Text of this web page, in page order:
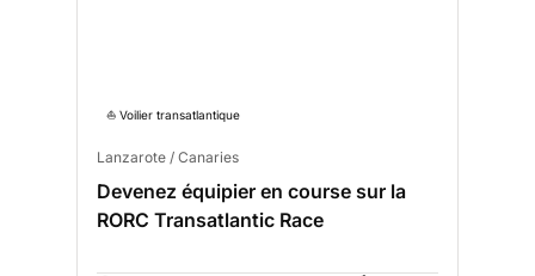
⛵️ Voilier transatlantique
Lanzarote / Canaries
Devenez équipier en course sur la
RORC Transatlantic Race